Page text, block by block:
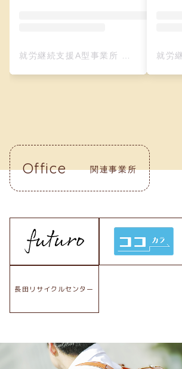
Office 関連事業所
長田リサイクルセンター